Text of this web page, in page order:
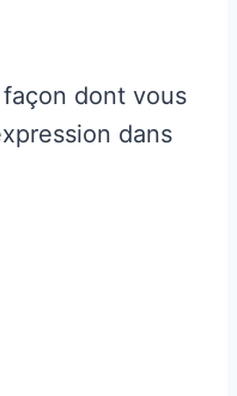
dont vous
dans